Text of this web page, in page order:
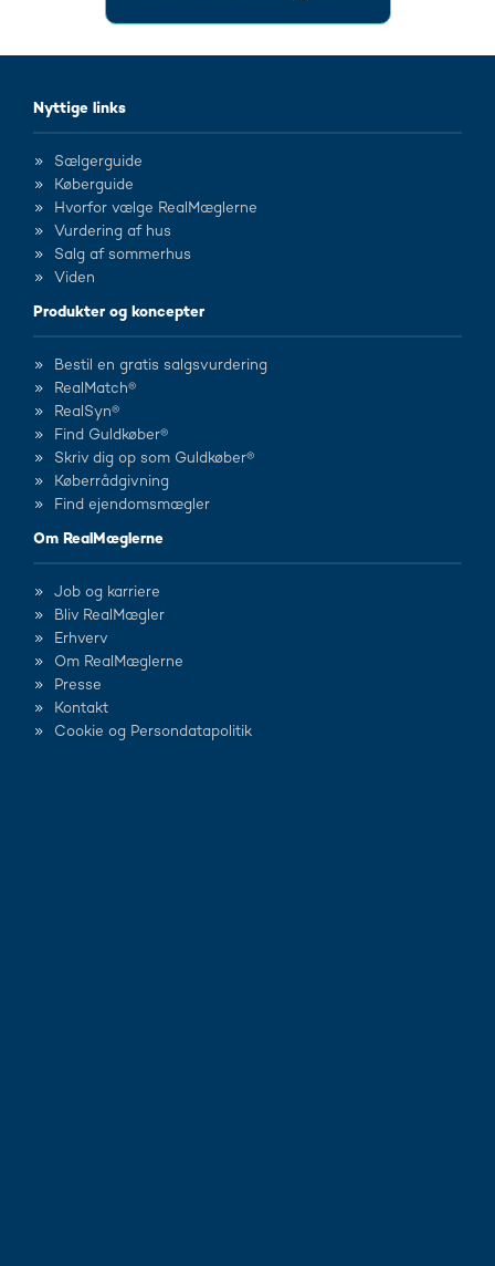
Nyttige links
Sælgerguide
Køberguide
Hvorfor vælge RealMæglerne
Vurdering af hus
Salg af sommerhus
Viden
Produkter og koncepter
Bestil en gratis salgsvurdering
RealMatch®
RealSyn®
Find Guldkøber®
Skriv dig op som Guldkøber®
Køberrådgivning
Find ejendomsmægler
Om RealMæglerne
Job og karriere
Bliv RealMægler
Erhverv
Om RealMæglerne
Presse
Kontakt
Cookie og Persondatapolitik